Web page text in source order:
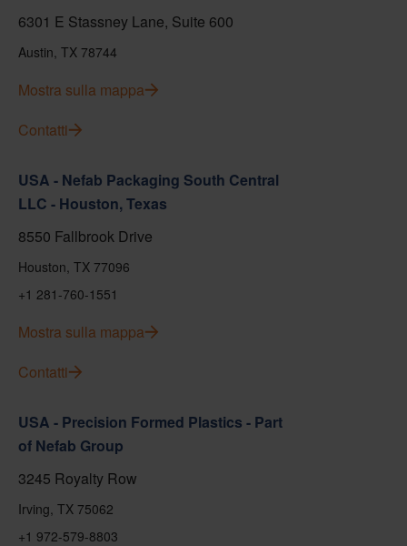
6301 E Stassney Lane, Suite 600
Austin, TX 78744
Mostra sulla mappa
Contatti
USA - Nefab Packaging South Central
LLC - Houston, Texas
8550 Fallbrook Drive
Houston, TX 77096
+1 281-760-1551
Mostra sulla mappa
Contatti
USA - Precision Formed Plastics - Part
of Nefab Group
3245 Royalty Row
Irving, TX 75062
+1 972-579-8803